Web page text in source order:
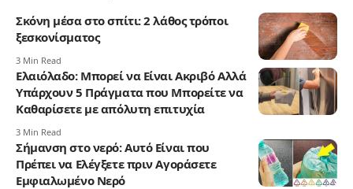
Σκόνη μέσα στο σπίτι: 2 λάθος τρόποι
ξεσκονίσματος
3 Min Read
Ελαιόλαδο: Μπορεί να Είναι Ακριβό Αλλά
Υπάρχουν 5 Πράγματα που Μπορείτε να
Καθαρίσετε με απόλυτη επιτυχία
3 Min Read
Σήμανση στο νερό: Αυτό Είναι που
Πρέπει να Ελέγξετε πριν Αγοράσετε
Εμφιαλωμένο Νερό